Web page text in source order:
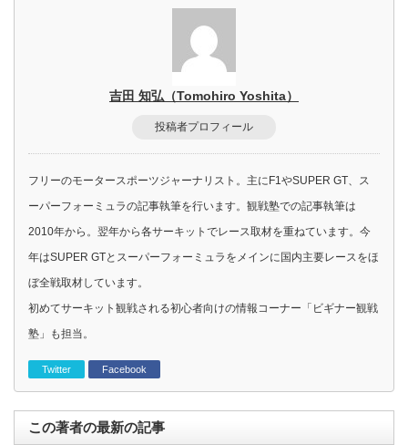
吉田 知弘（Tomohiro Yoshita）
投稿者プロフィール
フリーのモータースポーツジャーナリスト。主にF1やSUPER GT、ス
ーパーフォーミュラの記事執筆を行います。観戦塾での記事執筆は
2010年から。翌年から各サーキットでレース取材を重ねています。今
年はSUPER GTとスーパーフォーミュラをメインに国内主要レースをほ
ぼ全戦取材しています。
初めてサーキット観戦される初心者向けの情報コーナー「ビギナー観戦
塾」も担当。
Twitter Facebook
この著者の最新の記事